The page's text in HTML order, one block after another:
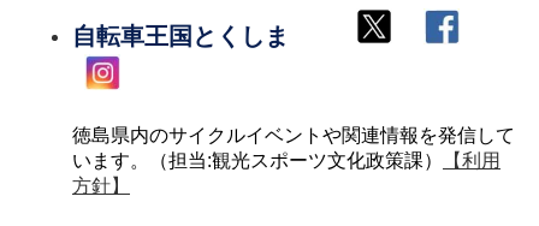
自転車王国とくしま
徳島県内のサイクルイベントや関連情報を発信して
います。（担当:観光スポーツ文化政策課）
【利用
方針】